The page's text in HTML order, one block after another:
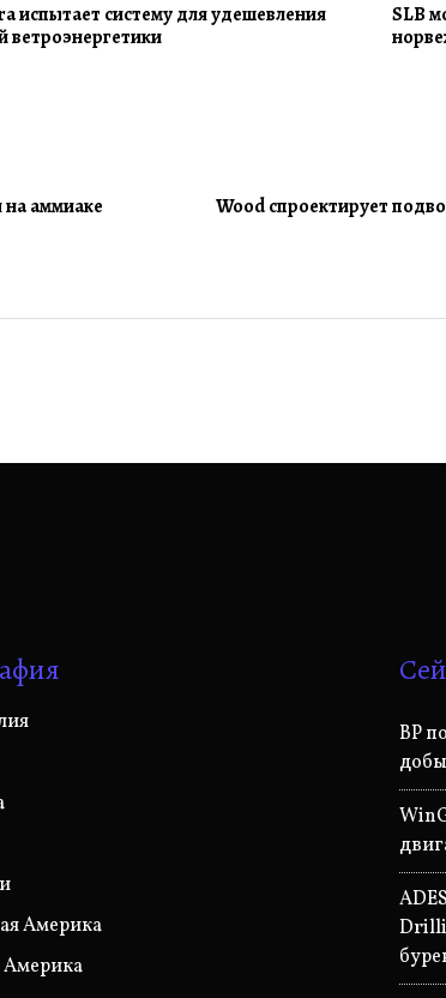
испытает систему для удешевления
ветроэнергетики
SLB
на аммиаке
Wood спроектирует
Америка
BP